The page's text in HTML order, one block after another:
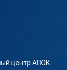
центр АПОК